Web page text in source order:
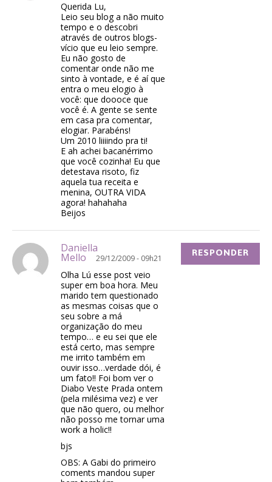
Querida Lu,
Leio seu blog a não muito
tempo e o descobri
através de outros blogs-
vício que eu leio sempre.
Eu não gosto de
comentar onde não me
sinto à vontade, e é aí que
entra o meu elogio à
você: que doooce que
você é. A gente se sente
em casa pra comentar,
elogiar. Parabéns!
Um 2010 liiiindo pra ti!
E ah achei bacanérrimo
que você cozinha! Eu que
detestava risoto, fiz
aquela tua receita e
menina, OUTRA VIDA
agora! hahahaha
Beijos
Daniella
Mello 29/12/2009 - 09h21
Olha Lú esse post veio
super em boa hora. Meu
marido tem questionado
as mesmas coisas que o
seu sobre a má
organização do meu
tempo… e eu sei que ele
está certo, mas sempre
me irrito também em
ouvir isso…verdade dói, é
um fato!! Foi bom ver o
Diabo Veste Prada ontem
(pela milésima vez) e ver
que não quero, ou melhor
não posso me tornar uma
work a holic!!
bjs
OBS: A Gabi do primeiro
coments mandou super
RESPONDER